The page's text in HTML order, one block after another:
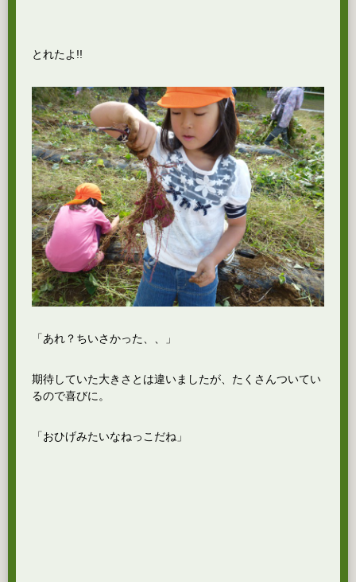
とれたよ!!
「あれ？ちいさかった、、」
期待していた大きさとは違いましたが、たくさんついてい
るので喜びに。
「おひげみたいなねっこだね」